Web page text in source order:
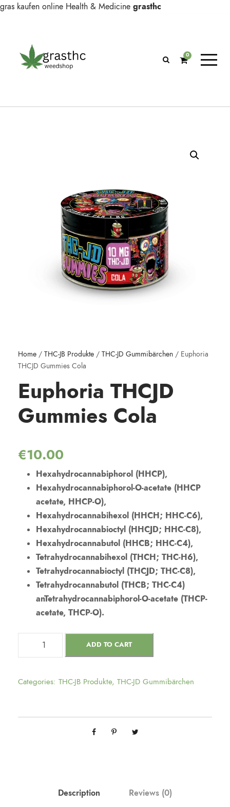
gras kaufen online Health & Medicine grasthc
0
Home / THC-JB Produkte / THC-JD Gummibärchen / Euphoria
THCJD Gummies Cola
Euphoria THCJD
Gummies Cola
€10.00
Hexahydrocannabiphorol (HHCP),
Hexahydrocannabiphorol-O-acetate (HHCP
acetate, HHCP-O),
Hexahydrocannabihexol (HHCH; HHC-C6),
Hexahydrocannabioctyl (HHCJD; HHC-C8),
Hexahydrocannabutol (HHCB; HHC-C4),
Tetrahydrocannabihexol (THCH; THC-H6),
Tetrahydrocannabioctyl (THCJD; THC-C8),
Tetrahydrocannabutol (THCB; THC-C4)
anTetrahydrocannabiphorol-O-acetate (THCP-
acetate, THCP-O).
ADD TO CART
Categories: THC-JB Produkte, THC-JD Gummibärchen
Description Reviews (0)